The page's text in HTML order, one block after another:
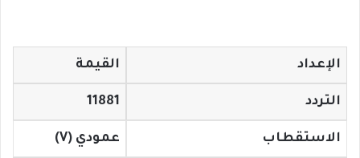
الإعداد القيمة
التردد 11881
الاستقطاب عمودي (V)